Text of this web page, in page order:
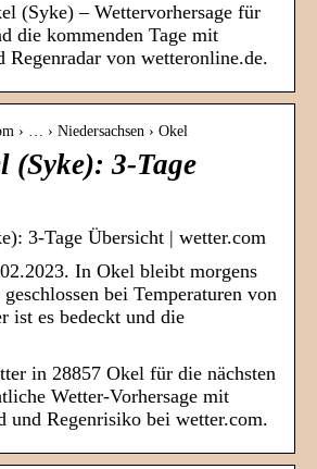
(Syke) – Wettervorhersage für
die kommenden Tage mit
Regenradar von wetteronline.de.
› … › Niedersachsen › Okel
(Syke): 3-Tage
3-Tage Übersicht | wetter.com
In Okel bleibt morgens
bei Temperaturen von
ist es bedeckt und die
in 28857 Okel für die nächsten
Wetter-Vorhersage mit
und Regenrisiko bei wetter.com.